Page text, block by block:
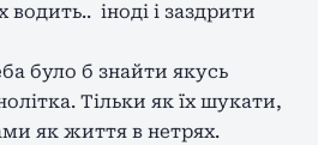
водить.. іноді і заздрити
було б знайти якусь
Тільки як їх шукати,
як життя в нетрях.